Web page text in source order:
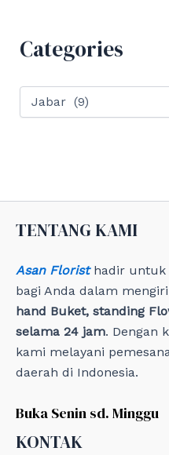
o
Categories
i
s
TENTANG KAMI
Asan Floristhadir untuk
bagi Anda dalam
hand Buket, standing
selama 24 jam. Dengan
kami melayani
daerah di Indonesia.
Buka Senin sd. Minggu
KONTAK